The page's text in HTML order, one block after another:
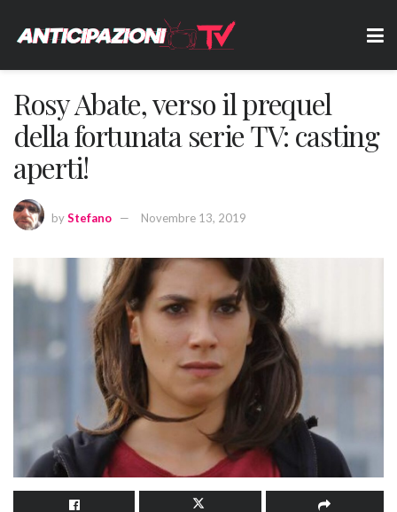
Rosy Abate, verso il prequel
della fortunata serie TV: casting
aperti!
byStefano Novembre 13, 2019